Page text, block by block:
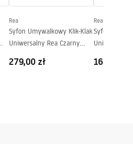
Rea
Syfon Umywalkowy Klik-Klak
Uniwersalny Rea Czarny
279,00 zł
Rea
Syfon
Uniwersalny
169,00 zł